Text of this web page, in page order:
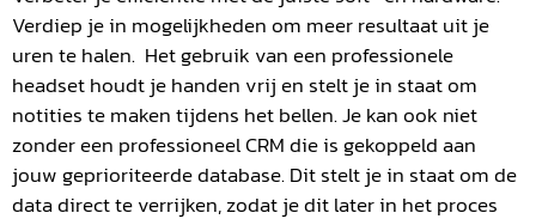
Verdiep je in mogelijkheden om meer resultaat uit je
uren te halen. Het gebruik van een professionele
headset houdt je handen vrij en stelt je in staat om
notities te maken tijdens het bellen. Je kan ook niet
zonder een professioneel CRM die is gekoppeld aan
jouw geprioriteerde database. Dit stelt je in staat om de
data direct te verrijken, zodat je dit later in het proces